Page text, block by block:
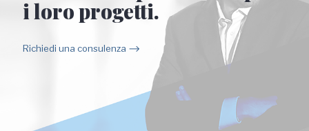
i loro progetti.
Richiedi una consulenza ⟶